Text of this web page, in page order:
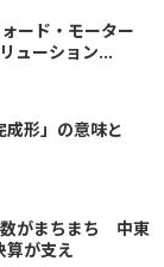
ード・モーター
ューション...
成形」の意味と
数がまちまち 中東
算が支え